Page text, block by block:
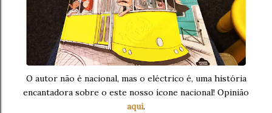
O autor não é nacional, mas o eléctrico é, uma história
encantadora sobre o este nosso ícone nacional! Opinião
aqui.